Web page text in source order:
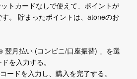
トカードなしで使えて、ポイントが
。 貯まったポイントは、atoneのお
翌月払い (コンビニ/口座振替) 」を選
を入力する。
ードを入力し、購入を完了する。